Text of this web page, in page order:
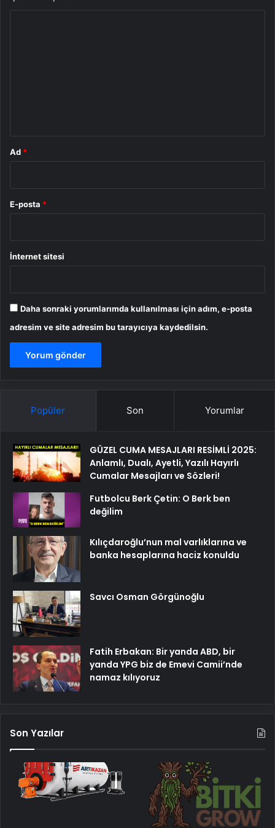
Ad *
E-posta *
İnternet sitesi
Daha sonraki yorumlarımda kullanılması için adım, e-posta
adresim ve site adresim bu tarayıcıya kaydedilsin.
Popüler Son Yorumlar
GÜZEL CUMA MESAJLARI RESİMLİ 2025:
Anlamlı, Dualı, Ayetli, Yazılı Hayırlı
Cumalar Mesajları ve Sözleri!
Futbolcu Berk Çetin: O Berk ben
değilim
Kılıçdaroğlu’nun mal varlıklarına ve
banka hesaplarına haciz konuldu
Savcı Osman Görgünoğlu
Fatih Erbakan: Bir yanda ABD, bir
yanda YPG biz de Emevi Camii’nde
namaz kılıyoruz
Son Yazılar